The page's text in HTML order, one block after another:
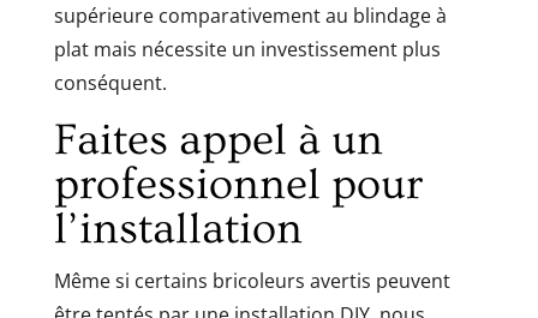
supérieure comparativement au blindage à
plat mais nécessite un investissement plus
conséquent.
Faites appel à un
professionnel pour
l’installation
Même si certains bricoleurs avertis peuvent